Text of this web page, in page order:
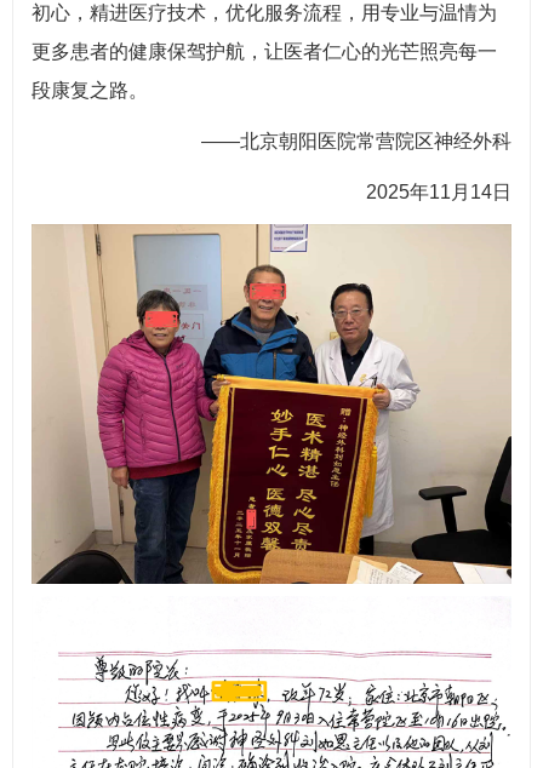
初心，精进医疗技术，优化服务流程，用专业与温情为
更多患者的健康保驾护航，让医者仁心的光芒照亮每一
段康复之路。
——北京朝阳医院常营院区神经外科
2025年11月14日